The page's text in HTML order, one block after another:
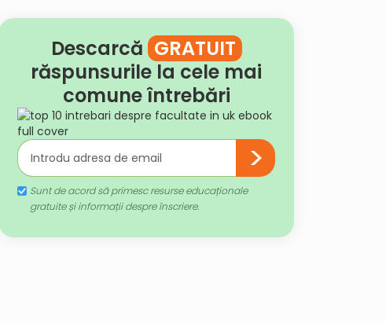
Descarcă GRATUIT
răspunsurile la cele mai
comune întrebări
Sunt de acord să primesc resurse educaționale
gratuite și informații despre înscriere.